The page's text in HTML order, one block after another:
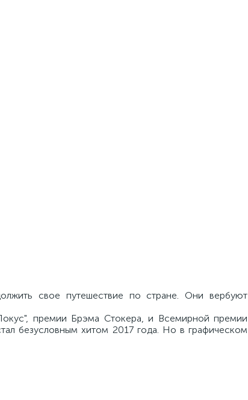
свое путешествие по стране. Они вербуют
премии Брэма Стокера, и Всемирной премии
безусловным хитом 2017 года. Но в графическом